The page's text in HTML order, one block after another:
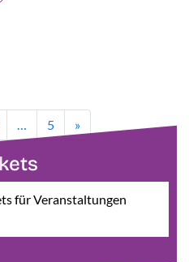
… 5 »
für Veranstaltungen